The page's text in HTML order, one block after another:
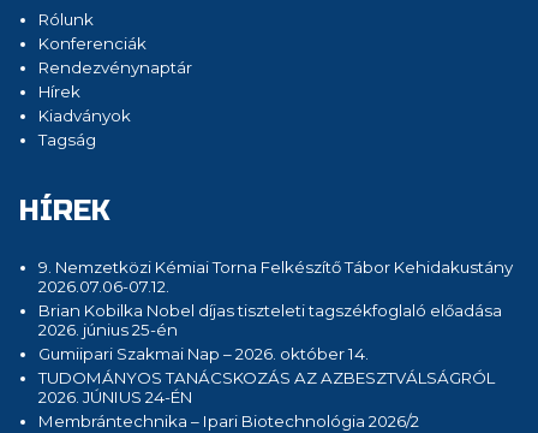
Rólunk
Konferenciák
Rendezvénynaptár
Hírek
Kiadványok
Tagság
HÍREK
9. Nemzetközi Kémiai Torna Felkészítő Tábor Kehidakustány
2026.07.06-07.12.
Brian Kobilka Nobel díjas tiszteleti tagszékfoglaló előadása
2026. június 25-én
Gumiipari Szakmai Nap – 2026. október 14.
TUDOMÁNYOS TANÁCSKOZÁS AZ AZBESZTVÁLSÁGRÓL
2026. JÚNIUS 24-ÉN
Membrántechnika – Ipari Biotechnológia 2026/2